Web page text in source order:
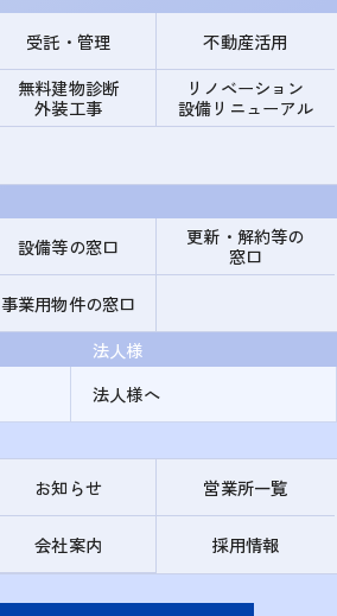
受託・管理 不動産活用
無料建物診断
外装工事
リノベーション
設備リニューアル
設備等の窓口
更新・解約等の
窓口
事業用物件の窓口
法人様
法人様へ
お知らせ 営業所一覧
会社案内 採用情報